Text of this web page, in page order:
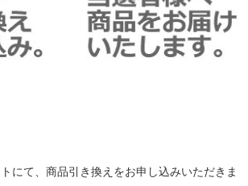
にて、商品引き換えをお申し込みいただきま